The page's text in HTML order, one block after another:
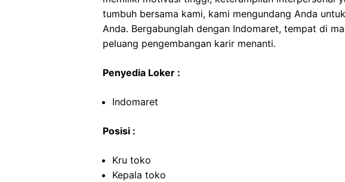
tumbuh bersama kami, kami mengundang Anda
Anda. Bergabunglah dengan Indomaret, tempat di
peluang pengembangan karir menanti.
Penyedia Loker :
Indomaret
Posisi :
Kru toko
Kepala toko